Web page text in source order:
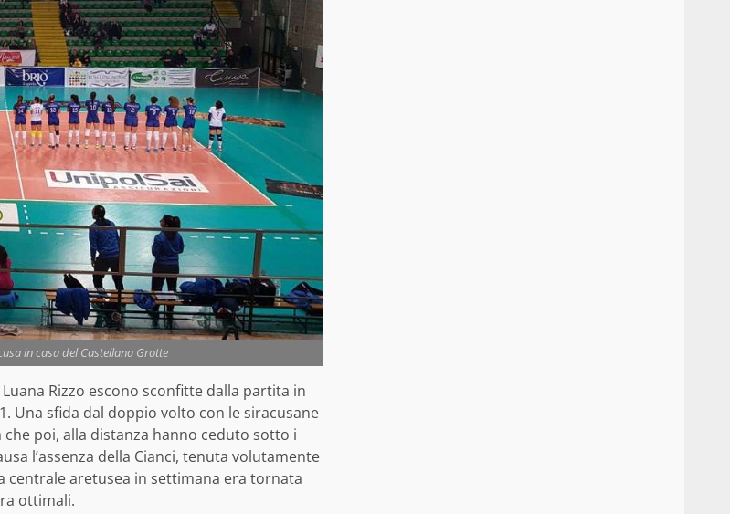
in casa del Castellana Grotte
Rizzo escono sconfitte dalla partita in
Una sfida dal doppio volto con le siracusane
poi, alla distanza hanno ceduto sotto i
l’assenza della Cianci, tenuta volutamente
aretusea in settimana era tornata
ottimali.